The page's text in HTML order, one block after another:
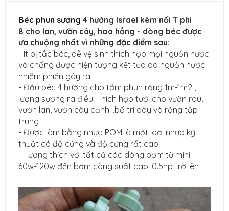
Béc phun sương 4 hướng Israel kèm nối T phi
8 cho lan, vườn cây, hoa hồng - dòng béc được
ưa chuộng nhất vì những đặc điểm sau:
- Ít bị tắc béc, dễ vệ sinh thích hợp mọi nguồn nước
và chống được hiện tượng kết tủa do nguồn nước
nhiễm phiền gây ra
- Đầu béc 4 hướng cho tầm phun rộng 1m-1m2 ,
lượng sương ra điều. Thích hợp tưới cho vườn rau,
vườn lan, vườn cây cảnh ..bố trí dày và rộng tập
trung
- Được làm bằng nhựa POM là một loại nhựa kỹ
thuật có độ cứng và độ cứng rất cao
- Tương thích với tất cả các dòng bơm từ mini:
60w-120w đến bơm công suất cao: 0.5hp trở lên